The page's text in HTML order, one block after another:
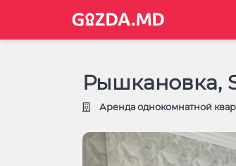
Рышкановка,
Аренда однокомнатной